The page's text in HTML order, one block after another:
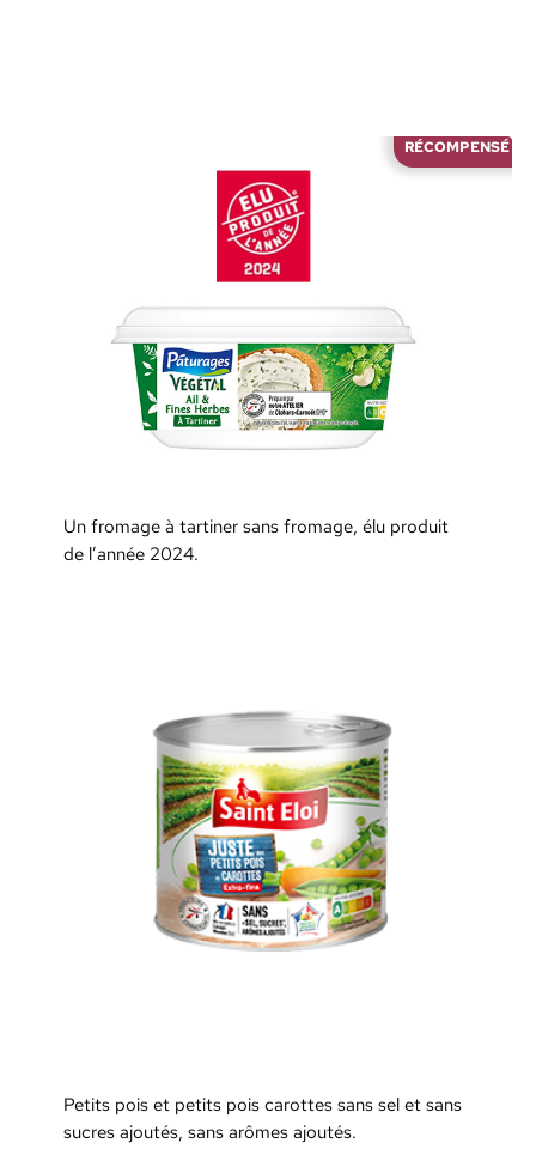
RÉCOMPENSÉ
Un fromage à tartiner sans fromage, élu produit
de l’année 2024.
Petits pois et petits pois carottes sans sel et sans
sucres ajoutés, sans arômes ajoutés.